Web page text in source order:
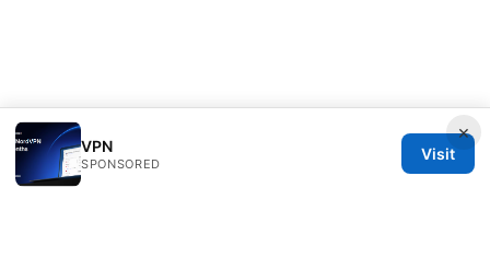
×
VPN
SPONSORED
Visit